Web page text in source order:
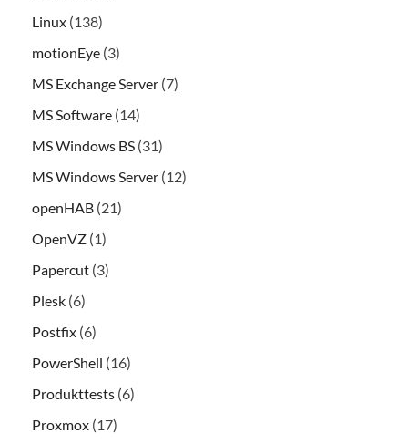
Linux (138)
motionEye (3)
MS Exchange Server (7)
MS Software (14)
MS Windows BS (31)
MS Windows Server (12)
openHAB (21)
OpenVZ (1)
Papercut (3)
Plesk (6)
Postfix (6)
PowerShell (16)
Produkttests (6)
Proxmox (17)